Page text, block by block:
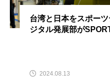
台湾と日本をスポー
ジタル発展部が
2024.08.13